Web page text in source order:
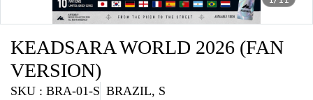
KEADSARA WORLD 2026 (FAN
VERSION)
SKU : BRA-01-S BRAZIL, S